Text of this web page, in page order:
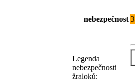
nebezpečnost 3
Legenda
nebezpečnosti
žraloků: